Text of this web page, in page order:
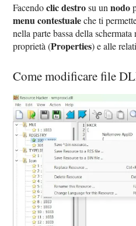
Facendoclic destrosu unnodo
menu contestualeche ti
nella parte bassa della
proprietà (Properties) e alle
Come modificare file